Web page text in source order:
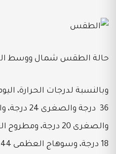
حالة الطقس شمال ووسط
وبالنسبة لدرجات الحرارة،